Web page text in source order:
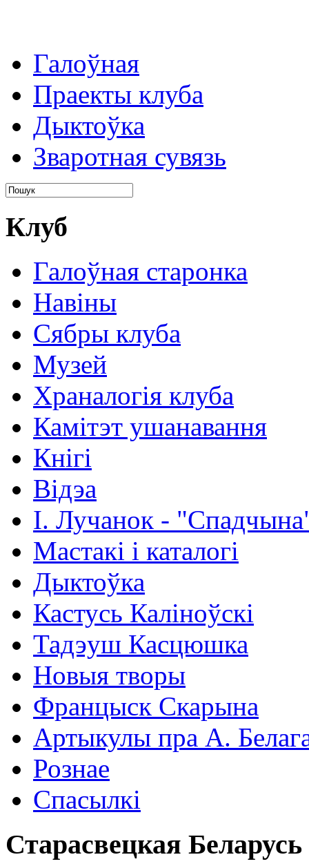
Галоўная
Праекты клуба
Дыктоўка
Зваротная сувязь
Клуб
Галоўная старонка
Навіны
Сябры клуба
Музей
Храналогія клуба
Камітэт ушанавання
Кнігі
Відэа
І. Лучанок -
Мастакі i каталогi
Дыктоўка
Кастусь Каліноўскі
Тадэуш Касцюшка
Новыя творы
Францыск Скарына
Артыкулы пра А.
Рознае
Спасылкі
Старасвецкая Беларусь